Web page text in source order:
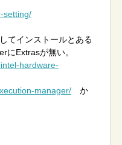
setting/
てインストールとある
にExtrasが無い。
hardware-
manager/ か